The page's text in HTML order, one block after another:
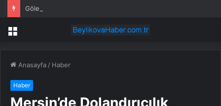
Gölet’te Cansız Bedeni Bulunan Kadın
Menü
Anasayfa / Haber
Haber